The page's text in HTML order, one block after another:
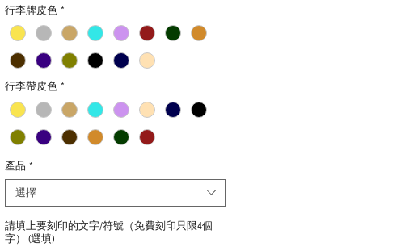
行李牌皮色 *
行李帶皮色 *
產品 *
選擇
請填上要刻印的文字/符號（免費刻印只限4個
字） (選填)